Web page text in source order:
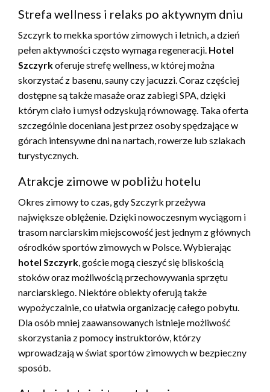
Strefa wellness i relaks po aktywnym dniu
Szczyrk to mekka sportów zimowych i letnich, a dzień
pełen aktywności często wymaga regeneracji. Hotel
Szczyrkoferuje strefę wellness, w której można
skorzystać z basenu, sauny czy jacuzzi. Coraz częściej
dostępne są także masaże oraz zabiegi SPA, dzięki
którym ciało i umysł odzyskują równowagę. Taka oferta
szczególnie doceniana jest przez osoby spędzające w
górach intensywne dni na nartach, rowerze lub szlakach
turystycznych.
Atrakcje zimowe w pobliżu hotelu
Okres zimowy to czas, gdy Szczyrk przeżywa
największe oblężenie. Dzięki nowoczesnym wyciągom i
trasom narciarskim miejscowość jest jednym z głównych
ośrodków sportów zimowych w Polsce. Wybierając
hotel Szczyrk , goście mogą cieszyć się bliskością
stoków oraz możliwością przechowywania sprzętu
narciarskiego. Niektóre obiekty oferują także
wypożyczalnie, co ułatwia organizację całego pobytu.
Dla osób mniej zaawansowanych istnieje możliwość
skorzystania z pomocy instruktorów, którzy
wprowadzają w świat sportów zimowych w bezpieczny
sposób.